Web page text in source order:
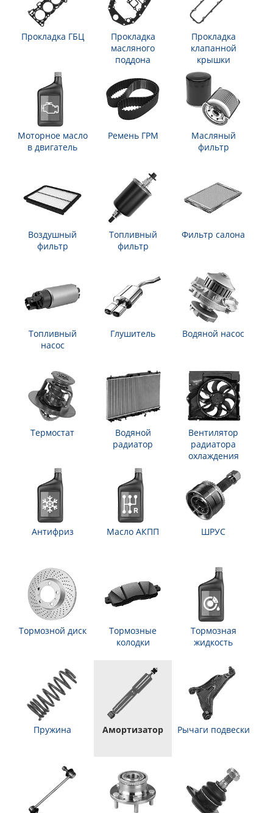
Прокладка ГБЦ
Прокладка
масляного
поддона
Прокладка
клапанной
крышки
Моторное масло
в двигатель
Ремень ГРМ
Масляный
фильтр
Воздушный
фильтр
Топливный
фильтр
Фильтр салона
Топливный
насос
Глушитель Водяной насос
Термостат
Водяной
радиатор
Вентилятор
радиатора
охлаждения
Антифриз Масло АКПП ШРУС
Тормозной диск
Тормозные
колодки
Тормозная
жидкость
Пружина Амортизатор Рычаги подвески